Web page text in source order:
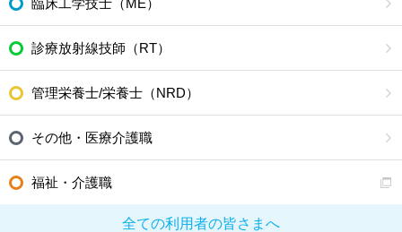
臨床工学技士（ME）
診療放射線技師（RT）
管理栄養士/栄養士（NRD）
その他・医療介護職
福祉・介護職
全ての利用者の皆さまへ